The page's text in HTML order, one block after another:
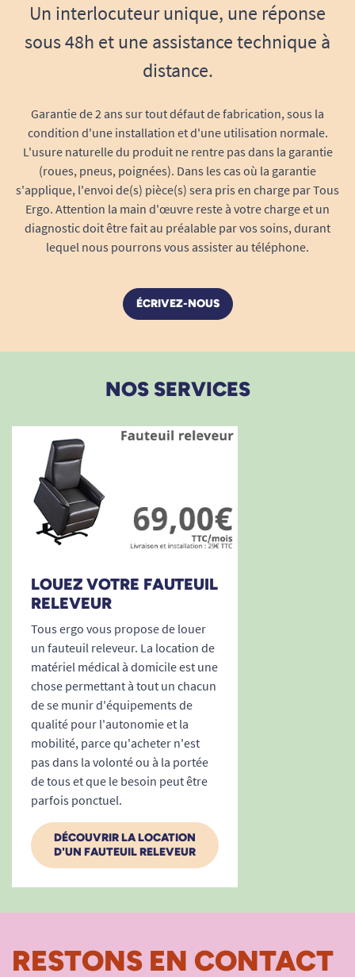
Un interlocuteur unique, une réponse
sous 48h et une assistance technique à
distance.
Garantie de 2 ans sur tout défaut de fabrication, sous la
condition d'une installation et d'une utilisation normale.
L'usure naturelle du produit ne rentre pas dans la garantie
(roues, pneus, poignées). Dans les cas où la garantie
s'applique, l'envoi de(s) pièce(s) sera pris en charge par Tous
Ergo. Attention la main d'œuvre reste à votre charge et un
diagnostic doit être fait au préalable par vos soins, durant
lequel nous pourrons vous assister au téléphone.
ÉCRIVEZ-NOUS
NOS SERVICES
LOUEZ VOTRE FAUTEUIL
RELEVEUR
Tous ergo vous propose de louer
un fauteuil releveur. La location de
matériel médical à domicile est une
chose permettant à tout un chacun
de se munir d'équipements de
qualité pour l'autonomie et la
mobilité, parce qu'acheter n'est
pas dans la volonté ou à la portée
de tous et que le besoin peut être
parfois ponctuel.
DÉCOUVRIR LA LOCATION
D'UN FAUTEUIL RELEVEUR
RESTONS EN CONTACT